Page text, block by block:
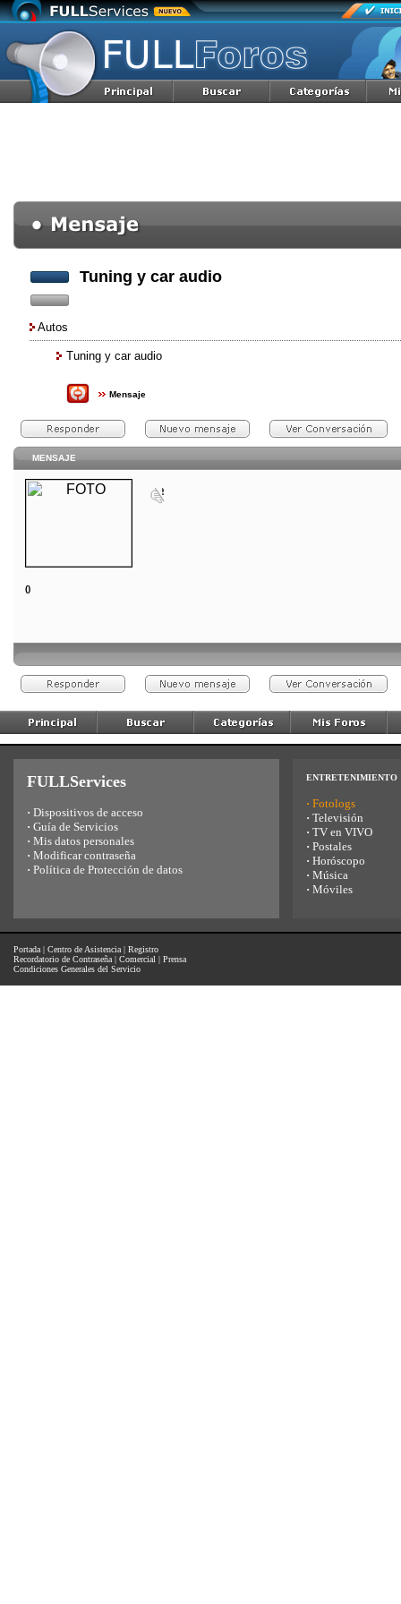
Tuning y car audio
Autos
Tuning y car audio
Mensaje
MENSAJE
()
FULLServices
· Dispositivos de acceso
· Guía de Servicios
· Mis datos personales
· Modificar contraseña
· Política de Protección de datos
ENTRETENIMIENTO
· Fotologs
· Televisión
· TV en VIVO
· Postales
· Horóscopo
· Música
· Móviles
Portada | Centro de Asistencia | Registro
Recordatorio de Contraseña | Comercial | Prensa
Condiciones Generales del Servicio